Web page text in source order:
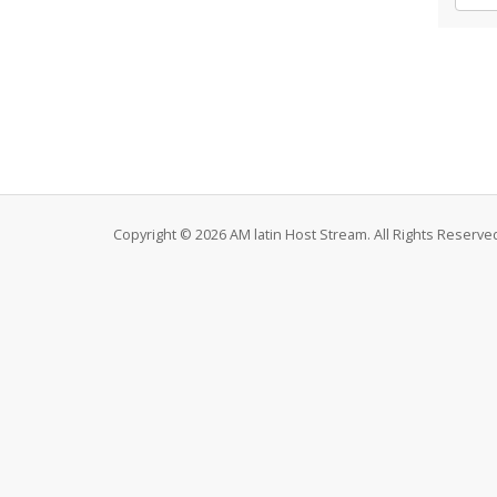
Copyright © 2026 AM latin Host Stream. All Rights